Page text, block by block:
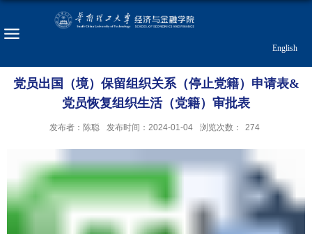
English
党员出国（境）保留组织关系（停止党籍）申请表&
党员恢复组织生活（党籍）审批表
发布者：陈聪 发布时间：2024-01-04 浏览次数： 274